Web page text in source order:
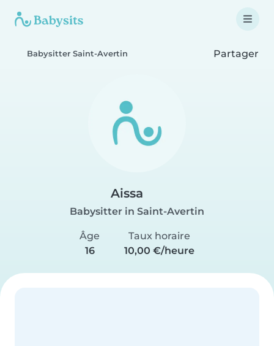
Babysitter Saint-Avertin Partager
Aissa
Babysitter in Saint-Avertin
Âge
16
Taux horaire
10,00 €/heure